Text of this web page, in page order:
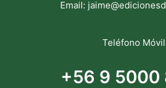
Email:
Teléfono
+56 9 5000